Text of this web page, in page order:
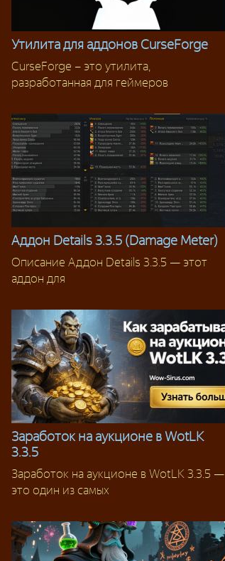
Инструменты
Утилита для аддонов CurseForge
CurseForge – это утилита,
разработанная для геймеров
Аддоны 3.3.5
Аддон Details 3.3.5 (Damage Meter)
Описание Аддон Details 3.3.5 — этот
аддон для
Заработок на аукционе в WotLK
3.3.5
Заработок на аукционе в WotLK 3.3.5 —
это один из самых